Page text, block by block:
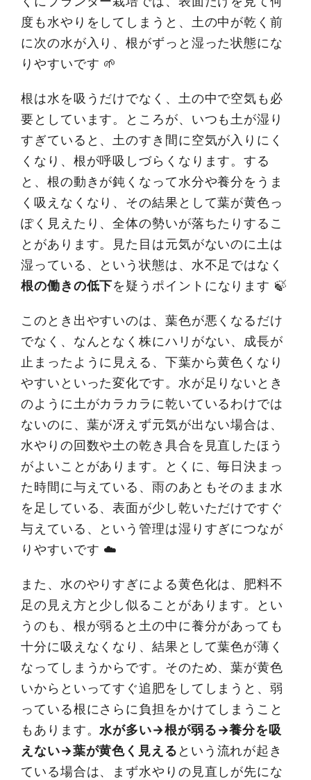
度も水やりをしてしまうと、土の中が乾く前
に次の水が入り、根がずっと湿った状態にな
りやすいです 🌱
根は水を吸うだけでなく、土の中で空気も必
要としています。ところが、いつも土が湿り
すぎていると、土のすき間に空気が入りにく
くなり、根が呼吸しづらくなります。する
と、根の動きが鈍くなって水分や養分をうま
く吸えなくなり、その結果として葉が黄色っ
ぽく見えたり、全体の勢いが落ちたりするこ
とがあります。見た目は元気がないのに土は
湿っている、という状態は、水不足ではなく
根の働きの低下を疑うポイントになります 🍃
このとき出やすいのは、葉色が悪くなるだけ
でなく、なんとなく株にハリがない、成長が
止まったように見える、下葉から黄色くなり
やすいといった変化です。水が足りないとき
のように土がカラカラに乾いているわけでは
ないのに、葉が冴えず元気が出ない場合は、
水やりの回数や土の乾き具合を見直したほう
がよいことがあります。とくに、毎日決まっ
た時間に与えている、雨のあともそのまま水
を足している、表面が少し乾いただけですぐ
与えている、という管理は湿りすぎにつなが
りやすいです ☁️
また、水のやりすぎによる黄色化は、肥料不
足の見え方と少し似ることがあります。とい
うのも、根が弱ると土の中に養分があっても
十分に吸えなくなり、結果として葉色が薄く
なってしまうからです。そのため、葉が黄色
いからといってすぐ追肥をしてしまうと、弱
っている根にさらに負担をかけてしまうこと
もあります。 水が多い→根が弱る→養分を吸
えない→葉が黄色く見える という流れが起き
ている場合は、まず水やりの見直しが先にな